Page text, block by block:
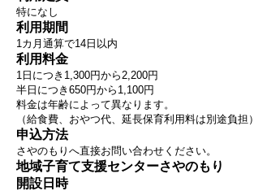
特になし
利用期間
1カ月通算で14日以内
利用料金
1日につき1,300円から2,200円
半日につき650円から1,100円
料金は年齢によって異なります。
（給食費、おやつ代、延長保育利用料は別途負担）
申込方法
さやのもりへ直接お問い合わせください。
地域子育て支援センターさやのもり
開設日時